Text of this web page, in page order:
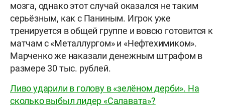
мозга, однако этот случай оказался не таким
серьёзным, как с Паниным. Игрок уже
тренируется в общей группе и вовсю готовится к
матчам c «Металлургом» и «Нефтехимиком».
Марченко же наказали денежным штрафом в
размере 30 тыс. рублей.
Ливо ударили в голову в «зелёном дерби». На
сколько выбыл лидер «Салавата»?